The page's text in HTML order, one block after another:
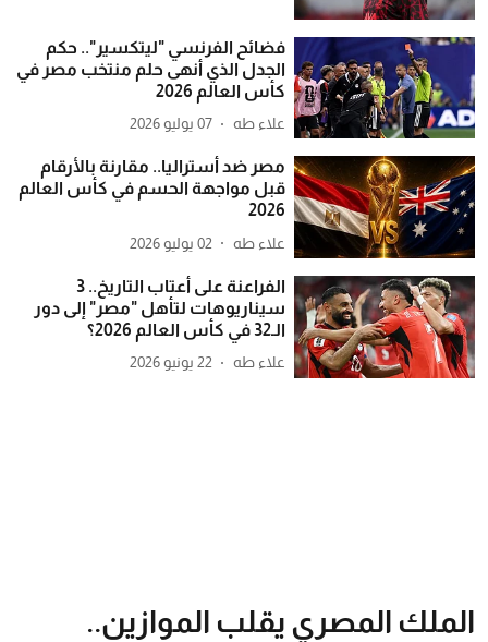
فضائح الفرنسي "ليتكسير".. حكم
الجدل الذي أنهى حلم منتخب مصر في
كأس العالم 2026
علاء طه 07 يوليو 2026
مصر ضد أستراليا.. مقارنة بالأرقام
قبل مواجهة الحسم في كأس العالم
2026
علاء طه 02 يوليو 2026
الفراعنة على أعتاب التاريخ.. 3
سيناريوهات لتأهل "مصر" إلى دور
الـ32 في كأس العالم 2026؟
علاء طه 22 يونيو 2026
الملك المصري يقلب الموازين..